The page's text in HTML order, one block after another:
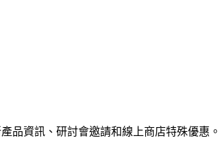
品資訊、研討會邀請和線上商店特殊優惠。